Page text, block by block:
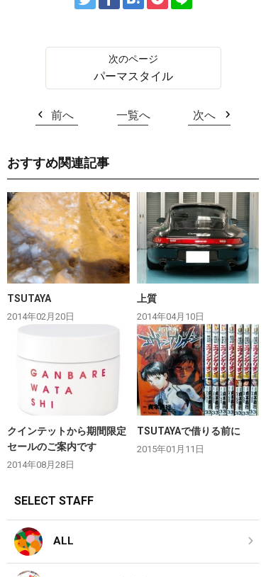
パーマスタイル
前へ 一覧へ 次へ
おすすめ関連記事
TSUTAYA
2014年02月20日
上質
2014年04月10日
クインテットから期間限定
セールのご案内です
2014年08月28日
TSUTAYAで借りる前に
2015年01月11日
SELECT STAFF
ALL